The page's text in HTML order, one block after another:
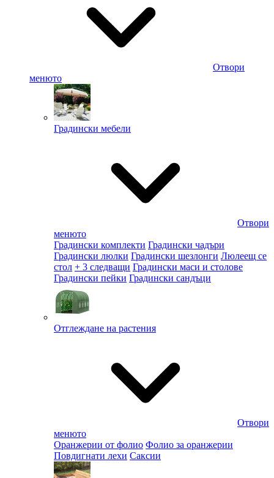
Отвори
менюто
Градински мебели
Отвори
менюто
Градински комплекти Градински чадъри
Градински люлки Градински шезлонги Люлеещ се
стол + 3 следващи Градински маси и столове
Градински пейки Градински сандъци
Отглеждане на растения
Отвори
менюто
Оранжерии от фолио Фолио за оранжерии
Повдигнати лехи Саксии